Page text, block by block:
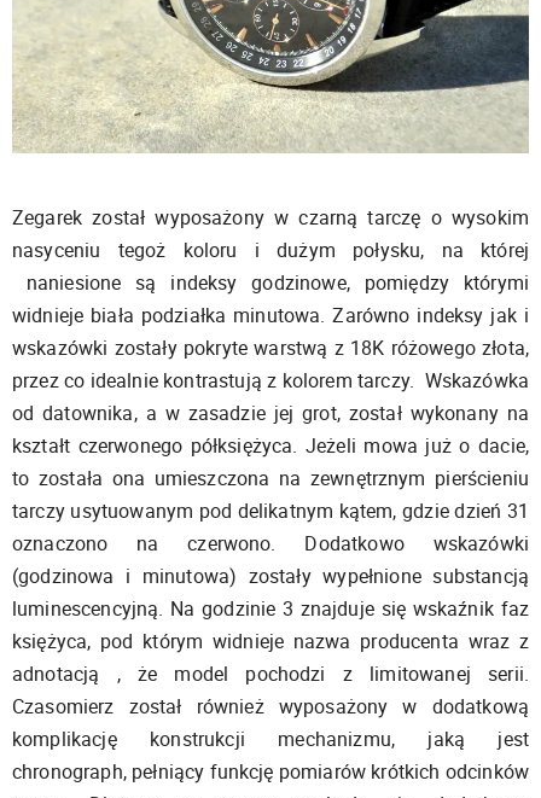
Zegarek został wyposażony w czarną tarczę o wysokim
nasyceniu tegoż koloru i dużym połysku, na której
naniesione są indeksy godzinowe, pomiędzy którymi
widnieje biała podziałka minutowa. Zarówno indeksy jak i
wskazówki zostały pokryte warstwą z 18K różowego złota,
przez co idealnie kontrastują z kolorem tarczy. Wskazówka
od datownika, a w zasadzie jej grot, został wykonany na
kształt czerwonego półksiężyca. Jeżeli mowa już o dacie,
to została ona umieszczona na zewnętrznym pierścieniu
tarczy usytuowanym pod delikatnym kątem, gdzie dzień 31
oznaczono na czerwono. Dodatkowo wskazówki
(godzinowa i minutowa) zostały wypełnione substancją
luminescencyjną. Na godzinie 3 znajduje się wskaźnik faz
księżyca, pod którym widnieje nazwa producenta wraz z
adnotacją , że model pochodzi z limitowanej serii.
Czasomierz został również wyposażony w dodatkową
komplikację konstrukcji mechanizmu, jaką jest
chronograph, pełniący funkcję pomiarów krótkich odcinków